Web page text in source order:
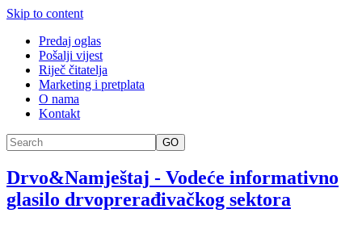
Skip to content
Predaj oglas
Pošalji vijest
Riječ čitatelja
Marketing i pretplata
O nama
Kontakt
GO
Drvo&Namještaj - Vodeće informativno
glasilo drvoprerađivačkog sektora